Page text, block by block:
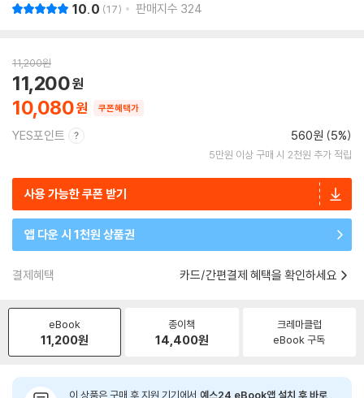
10.0 17 판매지수 324
11,200원
10,080
11,200
쿠폰혜택가
YES포인트 560원 (5%)
5만원 이상 구매 시 2천원 추가 적립
사용 가능한 쿠폰 받기
앱 다운 시 1천원 상품권
결제혜택 카드/간편결제 혜택을 확인하세요
eBook
11,200원
종이책
14,400원
크레마클럽
eBook 구독
이 상품은 구매 후 지원 기기에서 예스24 eBook앱 설치 후 바로